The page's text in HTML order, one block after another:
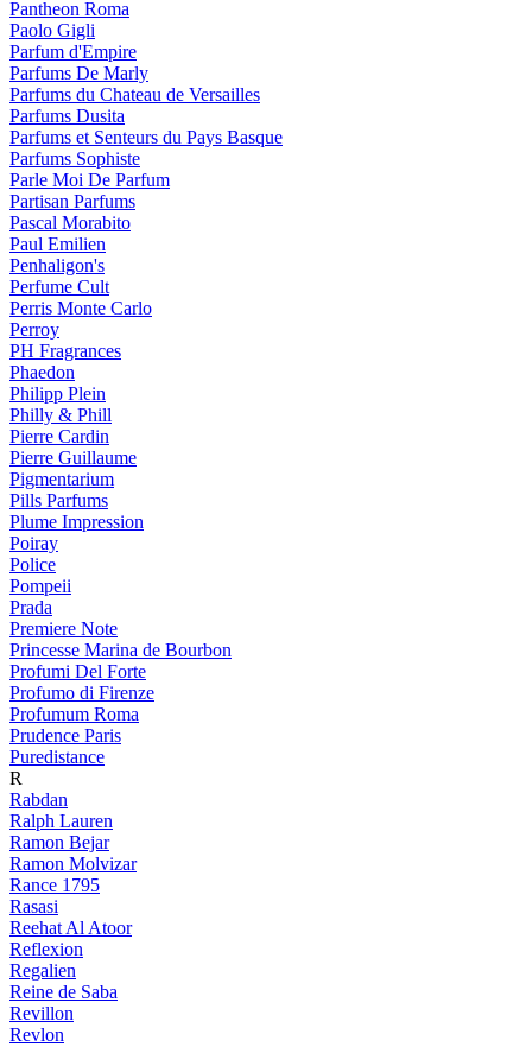
Pantheon Roma
Paolo Gigli
Parfum d'Empire
Parfums De Marly
Parfums du Chateau de Versailles
Parfums Dusita
Parfums et Senteurs du Pays Basque
Parfums Sophiste
Parle Moi De Parfum
Partisan Parfums
Pascal Morabito
Paul Emilien
Penhaligon's
Perfume Cult
Perris Monte Carlo
Perroy
PH Fragrances
Phaedon
Philipp Plein
Philly & Phill
Pierre Cardin
Pierre Guillaume
Pigmentarium
Pills Parfums
Plume Impression
Poiray
Police
Pompeii
Prada
Premiere Note
Princesse Marina de Bourbon
Profumi Del Forte
Profumo di Firenze
Profumum Roma
Prudence Paris
Puredistance
R
Rabdan
Ralph Lauren
Ramon Bejar
Ramon Molvizar
Rance 1795
Rasasi
Reehat Al Atoor
Reflexion
Regalien
Reine de Saba
Revillon
Revlon